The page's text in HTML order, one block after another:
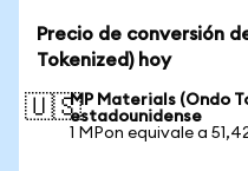
Precio de conversión
Tokenized) hoy
🇺🇸MP Materials (Ondo
estadounidense
1 MPon equivale a